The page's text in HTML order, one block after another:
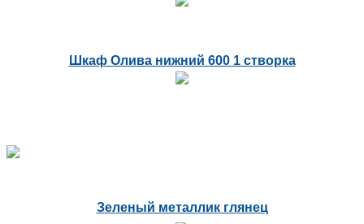
Шкаф Олива нижний 600 1 створка
Зеленый металлик глянец